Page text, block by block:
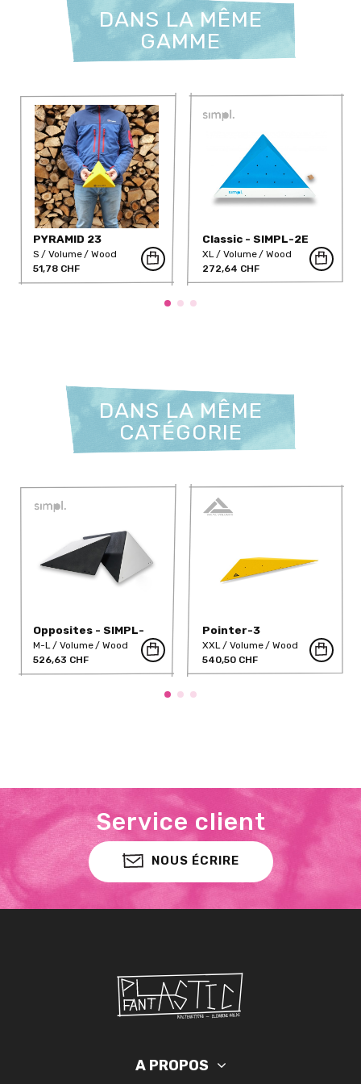
DANS LA MÊME
GAMME
PYRAMID 23
S Volume
Wood
51,78 CHF
Classic - SIMPL-2E
XL Volume
Wood
272,64 CHF
DANS LA MÊME
CATÉGORIE
Opposites - SIMPL-
14F
M-L Volume
Wood
526,63 CHF
Pointer-3
XXL Volume
Wood
540,50 CHF
Service client
NOUS ÉCRIRE
A PROPOS